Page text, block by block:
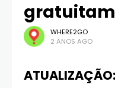
WHERE2GO
2 ANOS AGO